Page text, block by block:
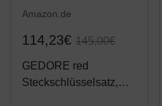
Amazon.de
114,23€ 145,00€
GEDORE red
Steckschlüsselsatz,